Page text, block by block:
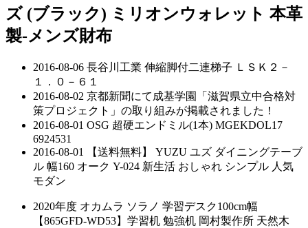
ズ (ブラック) ミリオンウォレット 本革
製-メンズ財布
2016-08-06 長谷川工業 伸縮脚付二連梯子 ＬＳＫ２－
１．０－６１
2016-08-02 京都新聞にて成基学園「滋賀県立中合格対
策プロジェクト」の取り組みが掲載されました！
2016-08-01 OSG 超硬エンドミル(1本) MGEKDOL17
6924531
2016-08-01
【送料無料】 YUZU ユズ ダイニングテーブ
ル 幅160 オーク Y-024 新生活 おしゃれ シンプル 人気
モダン
2020年度 オカムラ ソラノ 学習デスク100cm幅
【865GFD-WD53】学習机 勉強机 岡村製作所 天然木